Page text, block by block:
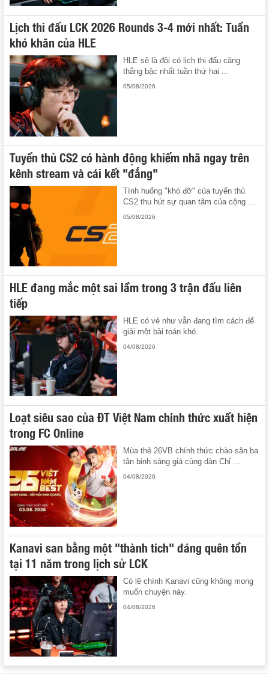
Lịch thi đấu LCK 2026 Rounds 3-4 mới nhất: Tuần
khó khăn của HLE
HLE sẽ là đội có lịch thi đấu căng
thẳng bậc nhất tuần thứ hai ...
05/08/2026
Tuyển thủ CS2 có hành động khiếm nhã ngay trên
kênh stream và cái kết "đắng"
Tình huống "khó đỡ" của tuyển thủ
CS2 thu hút sự quan tâm của cộng ...
05/08/2026
HLE đang mắc một sai lầm trong 3 trận đấu liên
tiếp
HLE có vẻ như vẫn đang tìm cách để
giải một bài toán khó.
04/08/2026
Loạt siêu sao của ĐT Việt Nam chính thức xuất hiện
trong FC Online
Mùa thẻ 26VB chính thức chào sân ba
tân binh sáng giá cùng dàn Chỉ ...
04/08/2026
Kanavi san bằng một "thành tích" đáng quên tồn
tại 11 năm trong lịch sử LCK
Có lẽ chính Kanavi cũng không mong
muốn chuyện này.
04/08/2026